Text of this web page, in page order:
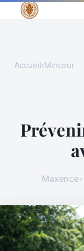
Accueil›Minceur
Maxence•